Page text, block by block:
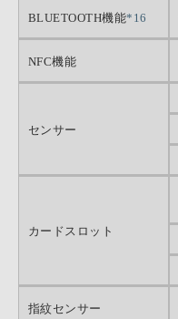
BLUETOOTH機能*16
NFC機能
センサー
カードスロット
指紋センサー